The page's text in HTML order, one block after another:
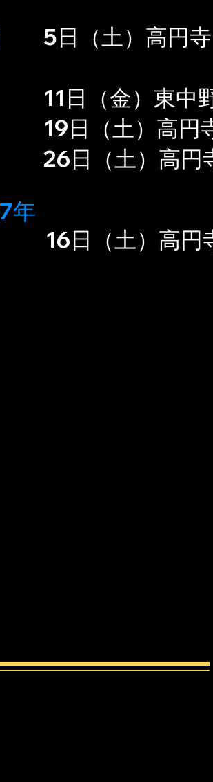
5日（土）高円
​11日（金）東中
19日（土）高円
26日（土）高円
年
16日（土）高